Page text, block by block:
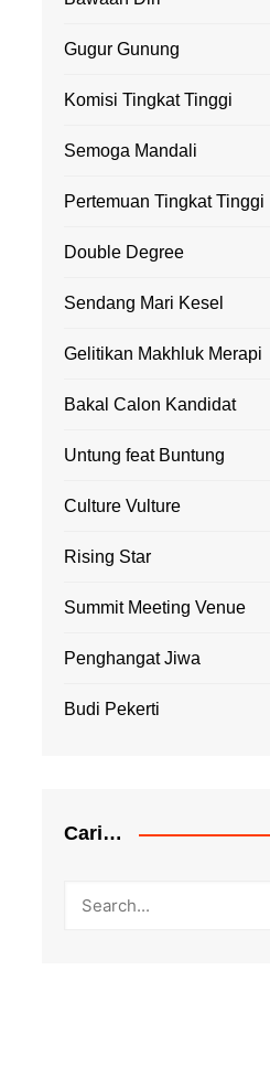
Gugur Gunung
Komisi Tingkat Tinggi
Semoga Mandali
Pertemuan Tingkat Tinggi
Double Degree
Sendang Mari Kesel
Gelitikan Makhluk Merapi
Bakal Calon Kandidat
Untung feat Buntung
Culture Vulture
Rising Star
Summit Meeting Venue
Penghangat Jiwa
Budi Pekerti
Cari…